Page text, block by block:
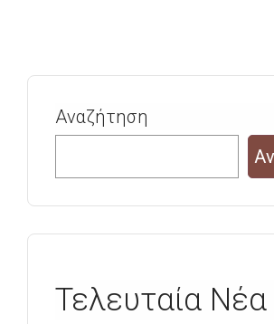
Αναζήτηση
Τελευταία Νέα